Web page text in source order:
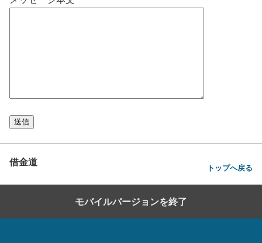
借金道 トップへ戻る
モバイルバージョンを終了